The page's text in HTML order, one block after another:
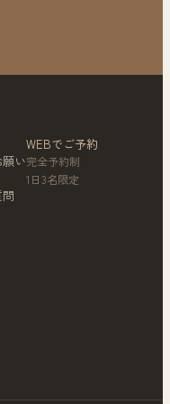
い
WEBでご予約
完全予約制
1日3名限定